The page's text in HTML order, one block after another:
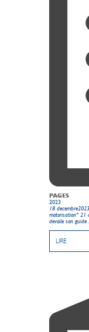
PAGES
2023
18
motorisation" 21
devoile son guide ...
LIRE